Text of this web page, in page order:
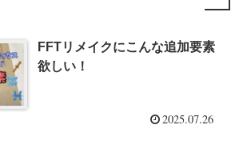
FFTリメイクにこんな追加要素
欲しい！
2025.07.26